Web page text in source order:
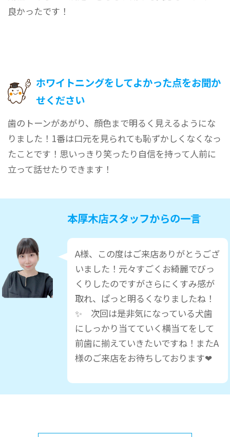
良かったです！
ホワイトニングをしてよかった点をお聞か
せください
歯のトーンがあがり、顔色まで明るく見えるようにな
りました！1番は口元を見られても恥ずかしくなくなっ
たことです！思いっきり笑ったり自信を持って人前に
立って話せたりできます！
本厚木店スタッフからの一言
A様、この度はご来店ありがとうござ
いました！元々すごくお綺麗でびっ
くりしたのですがさらにくすみ感が
取れ、ぱっと明るくなりましたね！
✨ 次回は是非気になっている犬歯
にしっかり当てていく横当てをして
前歯に揃えていきたいですね！またA
様のご来店をお待ちしております❤︎